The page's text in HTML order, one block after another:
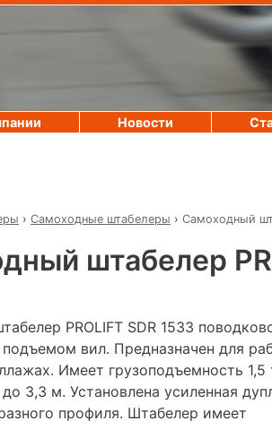
› Самоходные штабелеры › Самоходный
штабелер
PROLIFT SDR 1533
вил. Предназначен для
Имеет грузоподъемность 1,5
3,3 м. Установлена усиленная
профиля. Штабелер имеет
Новости